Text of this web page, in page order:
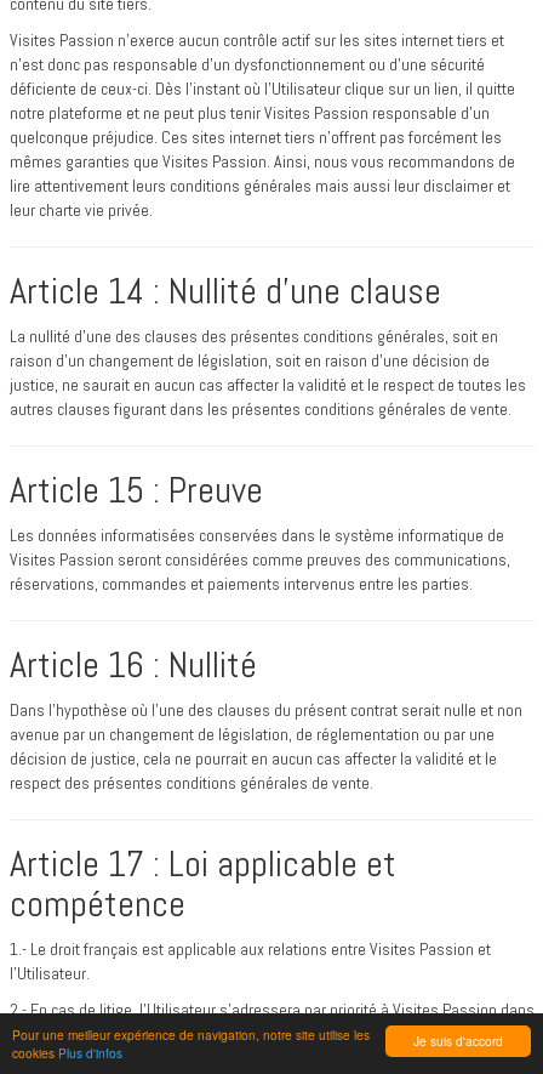
Je suis d'accord
Pour une meilleur expérience de navigation, notre site utilise les
cookies Plus d'infos
Visites Passion n’exerce aucun contrôle actif sur les sites internet tiers et
n’est donc pas responsable d’un dysfonctionnement ou d’une sécurité
déficiente de ceux-ci. Dès l’instant où l’Utilisateur clique sur un lien, il quitte
notre plateforme et ne peut plus tenir Visites Passion responsable d’un
quelconque préjudice. Ces sites internet tiers n’offrent pas forcément les
mêmes garanties que Visites Passion. Ainsi, nous vous recommandons de
lire attentivement leurs conditions générales mais aussi leur disclaimer et
leur charte vie privée.
Article 14 : Nullité d’une clause
La nullité d’une des clauses des présentes conditions générales, soit en
raison d’un changement de législation, soit en raison d’une décision de
justice, ne saurait en aucun cas affecter la validité et le respect de toutes les
autres clauses figurant dans les présentes conditions générales de vente.
Article 15 : Preuve
Les données informatisées conservées dans le système informatique de
Visites Passion seront considérées comme preuves des communications,
réservations, commandes et paiements intervenus entre les parties.
Article 16 : Nullité
Dans l'hypothèse où l'une des clauses du présent contrat serait nulle et non
avenue par un changement de législation, de réglementation ou par une
décision de justice, cela ne pourrait en aucun cas affecter la validité et le
respect des présentes conditions générales de vente.
Article 17 : Loi applicable et
compétence
1.- Le droit français est applicable aux relations entre Visites Passion et
l’Utilisateur.
2.- En cas de litige, l’Utilisateur s’adressera par priorité à Visites Passion dans
un but de conciliation et de solution amiable. En cas d’échec, seuls les
Tribunaux du ressort de … sont compétents quels que soient les lieux